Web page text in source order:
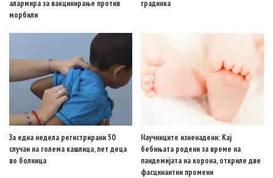
алармира за вакцинирање против
морбили
градинка
За една недела регистрирани 50
случаи на голема кашлица, пет деца
во болница
Научниците изненадени: Кај
бебињата родени за време на
пандемијата на корона, откриле две
фасцинантни промени